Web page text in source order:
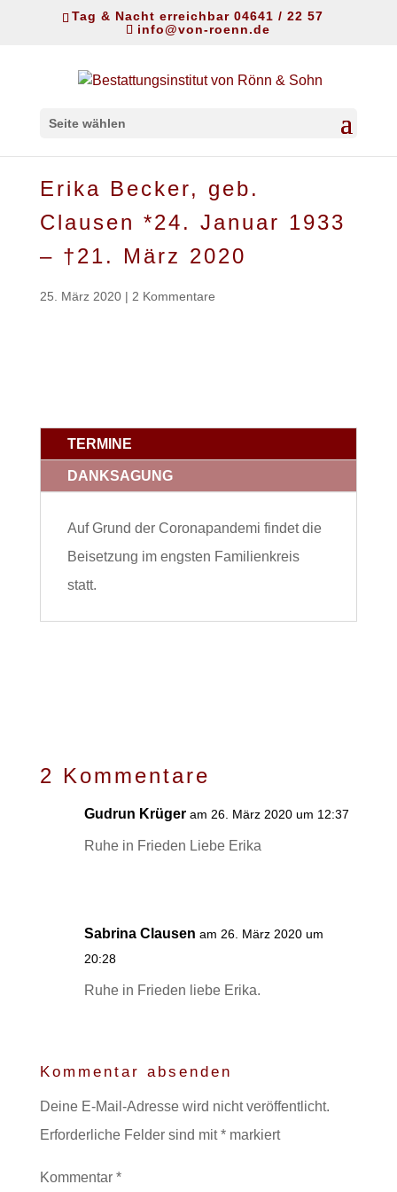
Tag & Nacht erreichbar 04641 / 22 57
info@von-roenn.de
Seite wählen
Erika Becker, geb.
Clausen *24. Januar 1933
– †21. März 2020
25. März 2020| 2 Kommentare
TERMINE
DANKSAGUNG
Auf Grund der Coronapandemi findet die
Beisetzung im engsten Familienkreis
statt.
2 Kommentare
Gudrun Krüger am 26. März 2020 um 12:37
Ruhe in Frieden Liebe Erika
Sabrina Clausen am 26. März 2020 um
20:28
Ruhe in Frieden liebe Erika.
Kommentar absenden
Deine E-Mail-Adresse wird nicht veröffentlicht.
Erforderliche Felder sind mit*markiert
Kommentar *